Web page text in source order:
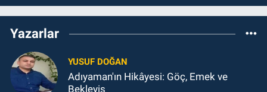
Yazarlar
YUSUF DOĞAN
Adıyaman'ın Hikâyesi: Göç, Emek ve
Bekleyiş